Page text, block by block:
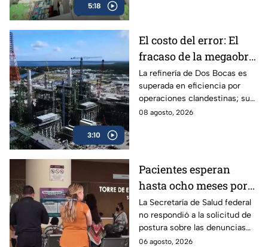
5:18
3:10
El costo del error: El
fracaso de la megaobra
de Dos Bocas ante la
realidad operativa
La refinería de Dos Bocas es
superada en eficiencia por
operaciones clandestinas; su
alto costo y constantes fallas
08 agosto, 2026
Pacientes esperan
hasta ocho meses por
atención especializada
en el hospital “Dr.
Manuel Gea González”
La Secretaría de Salud federal
no respondió a la solicitud de
postura sobre las denuncias
para hacer citas en el hospital
06 agosto, 2026